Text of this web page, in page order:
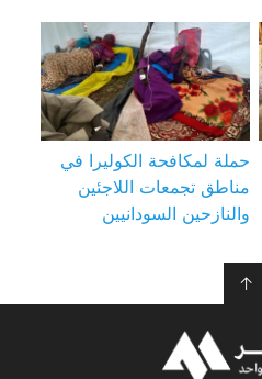
حملة لمكافحة الكوليرا في
مناطق تجمعات اللاجئين
والنازحين السودانيين
↑